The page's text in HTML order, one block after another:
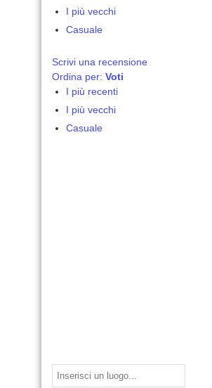
I più vecchi
Casuale
Scrivi una recensione
Ordina per: Voti
I più recenti
I più vecchi
Casuale